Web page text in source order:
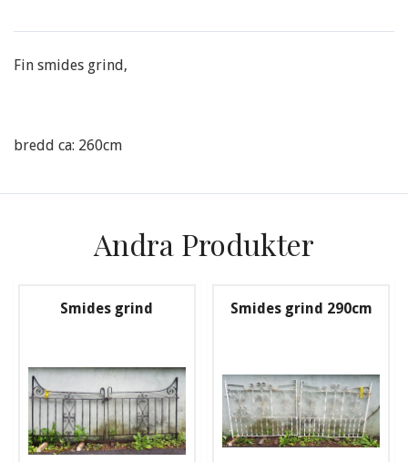
Fin smides grind,
bredd ca: 260cm
Andra Produkter
Smides grind Smides grind 290cm